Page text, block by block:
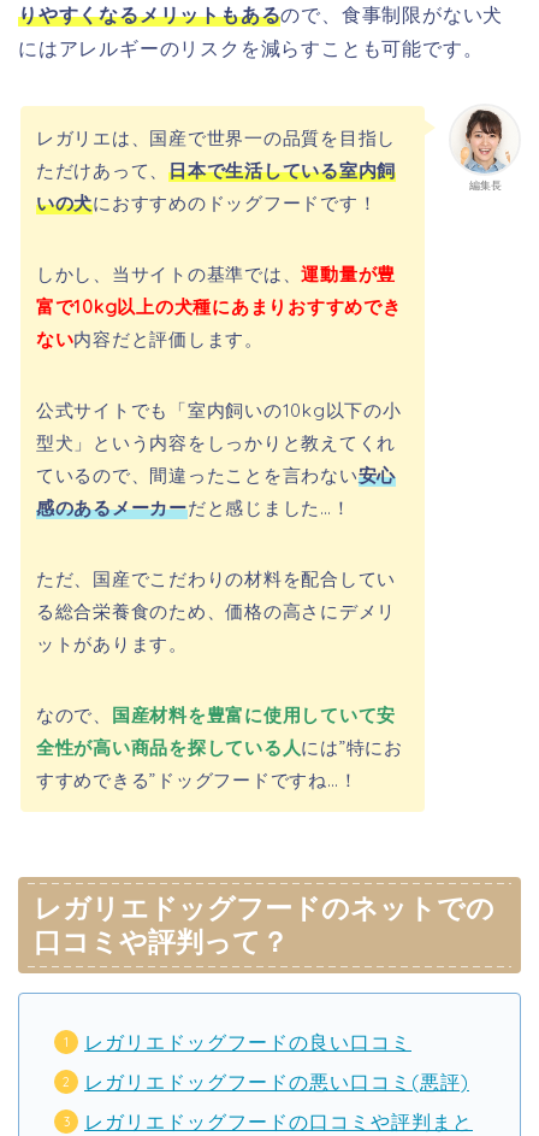
りやすくなるメリットもあるので、食事制限がない犬
にはアレルギーのリスクを減らすことも可能です。
編集長
レガリエは、国産で世界一の品質を目指し
ただけあって、日本で生活している室内飼
いの犬におすすめのドッグフードです！
しかし、当サイトの基準では、運動量が豊
富で10kg以上の犬種にあまりおすすめでき
ない内容だと評価します。
公式サイトでも「室内飼いの10kg以下の小
型犬」という内容をしっかりと教えてくれ
ているので、間違ったことを言わない安心
感のあるメーカーだと感じました…！
ただ、国産でこだわりの材料を配合してい
る総合栄養食のため、価格の高さにデメリ
ットがあります。
なので、 国産材料を豊富に使用していて安
全性が高い商品を探している人には”特にお
すすめできる”ドッグフードですね…！
レガリエドッグフードのネットでの
口コミや評判って？
レガリエドッグフードの良い口コミ
レガリエドッグフードの悪い口コミ(悪評)
レガリエドッグフードの口コミや評判まと